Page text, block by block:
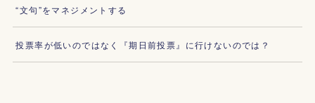
“文句”をマネジメントする
投票率が低いのではなく『期日前投票』に行けないのでは？